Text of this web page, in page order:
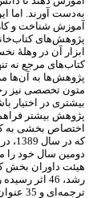
بهدست آورند. اما
آموزش شناخت و
پژوهشهای کتاب
ابزار آن در وهلۀ
کتابهای مرجع نه
پژوهشها به آنها
متون تخصصی نیز
بیشتری در اختیار
پژوهش بیشتر
اختصاص بخشی به
که در سال 1389، در هشتمین جشنواره به
دومین سال خود را
هیئت داوران بخش
ترجمه
ای و